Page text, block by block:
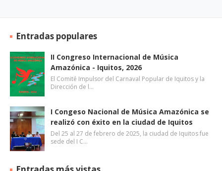
Entradas populares
II Congreso Internacional de Música
Amazónica - Iquitos, 2026
El Comité Impulsor del Carnaval Popular de Iquitos y la
Dirección de l…
I Congeso Nacional de Música Amazónica se
realizó con éxito en la ciudad de Iquitos
Del 25 al 27 de febrero de 2025, la ciudad de Iquitos fue
sede del I C…